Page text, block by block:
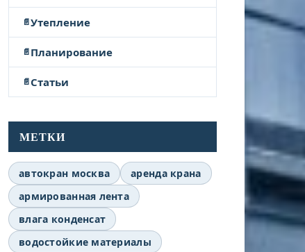
Утепление
Планирование
Статьи
МЕТКИ
автокран москва
аренда крана
армированная лента
влага конденсат
водостойкие материалы